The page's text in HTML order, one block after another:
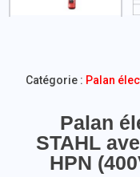
Palan
STAHL
HPN
Catégorie : Palan